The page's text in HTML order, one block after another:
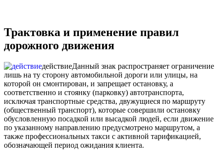
Трактовка и применение правил
дорожного движения
действиеДанный знак распространяет ограничение
лишь на ту сторону автомобильной дороги или улицы, на
которой он смонтирован, и запрещает остановку, а
соответственно и стоянку (парковку) автотранспорта,
исключая транспортные средства, двужущиеся по маршруту
(общественный транспорт), которые совершили остановку
обусловленную посадкой или высадкой людей, если движение
по указанному направлению предусмотрено маршрутом, а
также профессиональных такси с активной тарификацией,
обозначающей период ожидания клиента.